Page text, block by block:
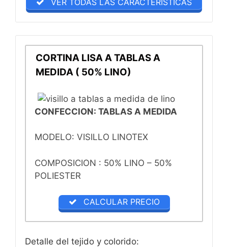
CORTINA LISA A TABLAS A
MEDIDA ( 50% LINO)
CONFECCION: TABLAS A MEDIDA
MODELO: VISILLO LINOTEX
COMPOSICION : 50% LINO – 50%
POLIESTER
CALCULAR PRECIO
Detalle del tejido y colorido: